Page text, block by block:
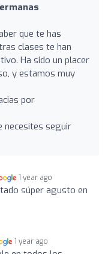
que te has
clases te han
Ha sido un placer
y estamos muy
por
necesites seguir
1 year ago
súper agusto en
1 year ago